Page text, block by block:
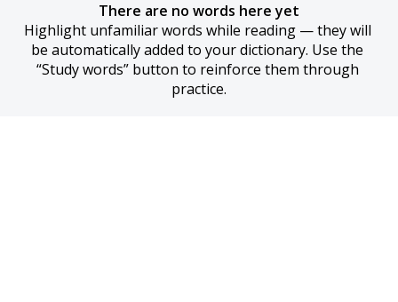
There are no words here yet
Highlight unfamiliar words while reading — they will
be automatically added to your dictionary. Use the
“Study words” button to reinforce them through
practice.